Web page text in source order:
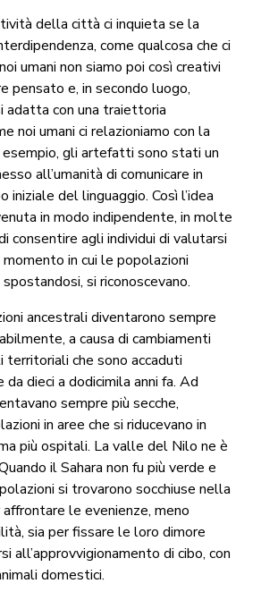
della città ci inquieta se la
come qualcosa che ci
umani non siamo poi così creativi
pensato e, in secondo luogo,
con una traiettoria
noi umani ci relazioniamo con la
gli artefatti sono stati un
all’umanità di comunicare in
iniziale del linguaggio. Così l’idea
in modo indipendente, in molte
consentire agli individui di valutarsi
in cui le popolazioni
si riconoscevano.
ancestrali diventarono sempre
a causa di cambiamenti
che sono accaduti
da dieci a dodicimila anni fa. Ad
sempre più secche,
in aree che si riducevano in
più ospitali. La valle del Nilo ne è
il Sahara non fu più verde e
si trovarono socchiuse nella
le evenienze, meno
sia per fissare le loro dimore
all’approvvigionamento di cibo, con
domestici.